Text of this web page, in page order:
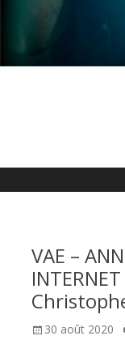
VAE –
Posted
30 août 2020